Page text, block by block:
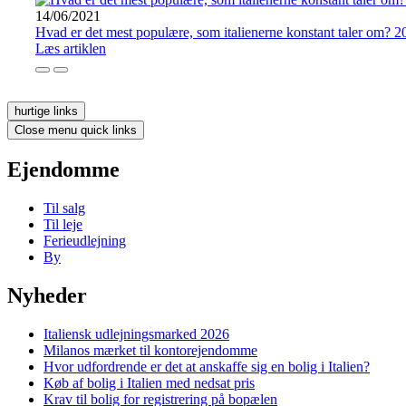
14/06/2021
Hvad er det mest populære, som italienerne konstant taler om?
Læs artiklen
hurtige links
Close menu quick links
Ejendomme
Til salg
Til leje
Ferieudlejning
By
Nyheder
Italiensk udlejningsmarked 2026
Milanos mærket til kontorejendomme
Hvor udfordrende er det at anskaffe sig en bolig i Italien?
Køb af bolig i Italien med nedsat pris
Krav til bolig for registrering på bopælen